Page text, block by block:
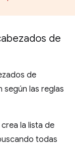
de
de
según las reglas
la lista de
todas